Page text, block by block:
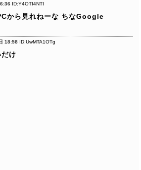
ID:Y4OTI4NTI
から見れねーな ちなGoogle
18:58 ID:UwMTA1OTg
け